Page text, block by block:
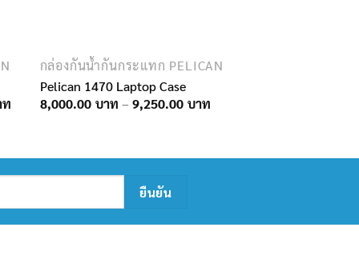
กล่องกันน้ำกันกระแทก PELICAN
Pelican 1470 Laptop Case
8,000.00
– 9,250.00 Price